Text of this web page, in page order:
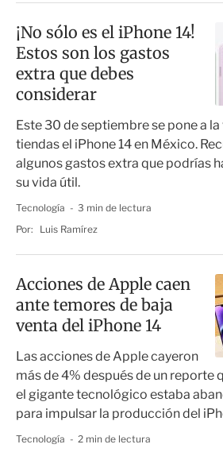
¡No sólo es el iPhone 14!
Estos son los gastos
extra que debes
considerar
Este 30 de septiembre se pone a
tiendas el iPhone 14 en México.
algunos gastos extra que podrías
su vida útil.
Tecnología
3 min de lectura
Por:
Luis Ramírez
Acciones de Apple caen
ante temores de baja
venta del iPhone 14
Las acciones de Apple cayeron
más de 4% después de un reporte
el gigante tecnológico estaba
para impulsar la producción del
Tecnología
2 min de lectura